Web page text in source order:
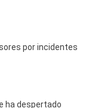
por incidentes
ha despertado